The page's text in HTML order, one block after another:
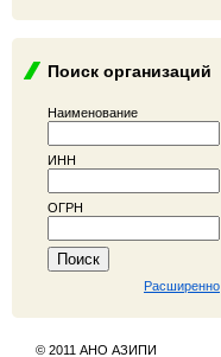
Поиск организаций
Наименование
ИНН
ОГРН
Расширенно
© 2011 АНО АЗИПИ